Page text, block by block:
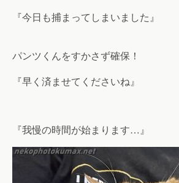
『今日も捕まってしまいました』
パンツくんをすかさず確保！
『早く済ませてくださいね』
『我慢の時間が始まります…』